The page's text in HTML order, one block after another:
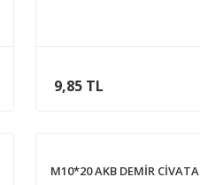
9,85 TL
M10*20 AKB DEMİR CİVATA